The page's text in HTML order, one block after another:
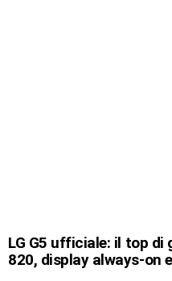
LG G5 ufficiale: il top di
820, display always-on